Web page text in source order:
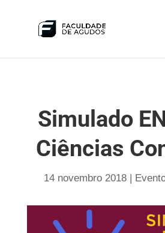
Simulado
Ciências
14 novembro 2018 |